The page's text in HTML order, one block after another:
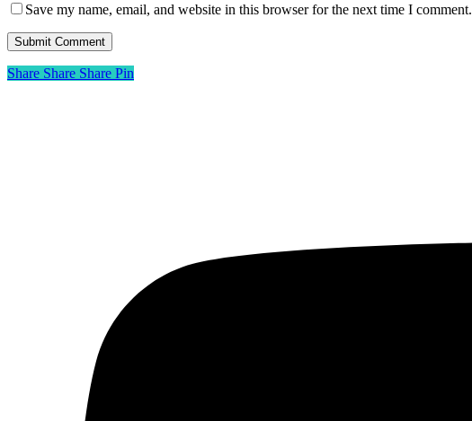
Save my name, email, and website in this browser for the next time I comment.
Share
Share Share Share Pin